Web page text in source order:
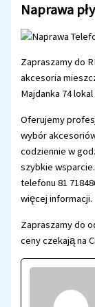
Naprawa
Zapraszamy do
akcesoria
Majdanka 74
Oferujemy
wybór
codziennie w
szybkie
telefonu 81
więcej informacji.
Zapraszamy do
ceny czekają na